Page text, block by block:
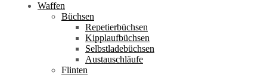
Waffen
Büchsen
Repetierbüchsen
Kipplaufbüchsen
Selbstladebüchsen
Austauschläufe
Flinten